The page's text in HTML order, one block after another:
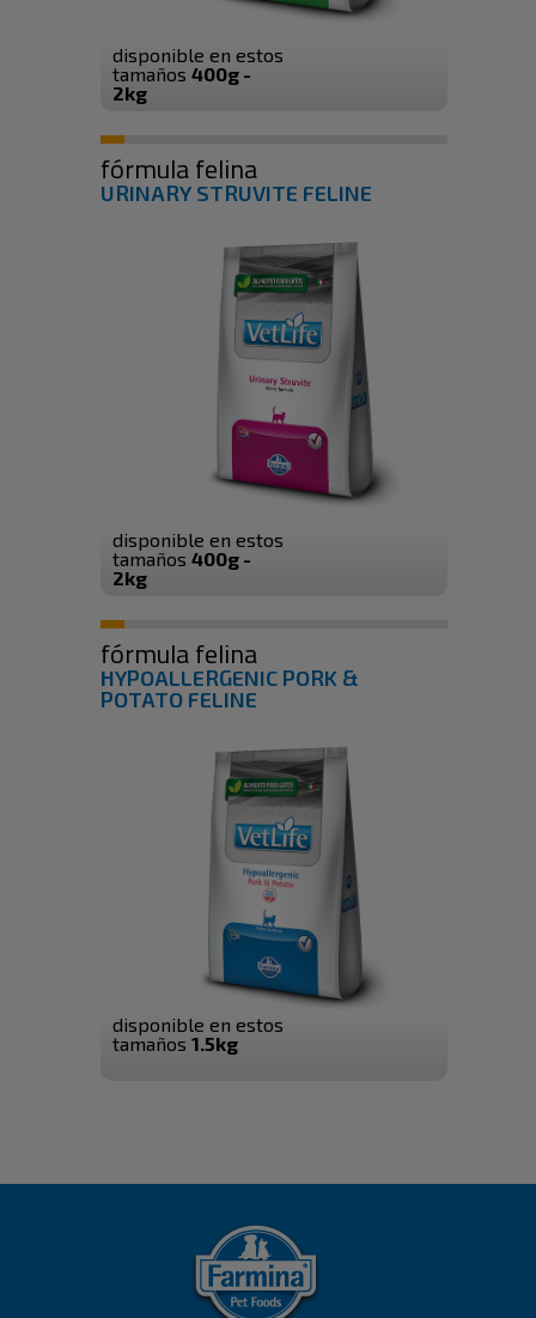
disponible en estos
tamaños 400g -
2kg
fórmula felina
URINARY STRUVITE FELINE
disponible en estos
tamaños 400g -
2kg
fórmula felina
HYPOALLERGENIC PORK &
POTATO FELINE
disponible en estos
tamaños 1.5kg